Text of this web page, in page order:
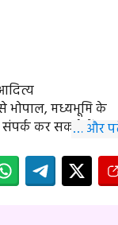
भोपाल, मध्यभूमि के
संपर्क कर सकते हैं।
… और